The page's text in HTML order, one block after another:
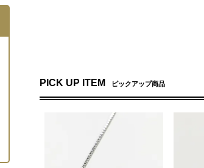
PICK UP ITEM ピックアップ商品